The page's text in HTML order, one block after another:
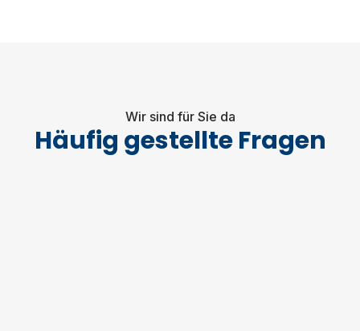
Wir sind für Sie da
Häufig gestellte Fragen